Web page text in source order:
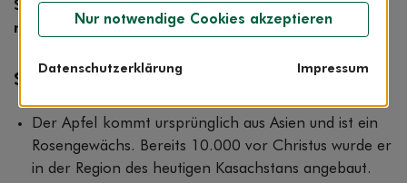
Spätsommer die Apfelernte.Erfahren Sie noch
mehr Wissenswertes über die knackige Frucht.
Schon gewusst? 7 Fakten über Äpfel
Der Apfel kommt ursprünglich aus Asien und ist ein
Rosengewächs. Bereits 10.000 vor Christus wurde er
in der Region des heutigen Kasachstans angebaut.
Nur notwendige Cookies akzeptieren
Datenschutzerklärung Impressum